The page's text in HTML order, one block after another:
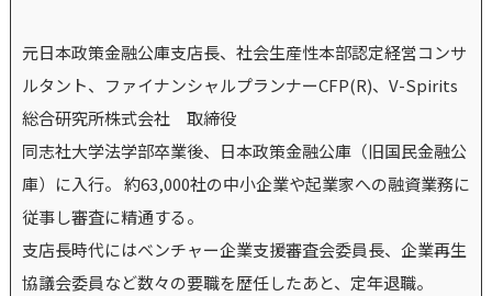
元日本政策金融公庫支店長、社会生産性本部認定経営コンサ
ルタント、ファイナンシャルプランナーCFP(R)、V-Spirits
総合研究所株式会社 取締役
同志社大学法学部卒業後、日本政策金融公庫（旧国民金融公
庫）に入行。 約63,000社の中小企業や起業家への融資業務に
従事し審査に精通する。
支店長時代にはベンチャー企業支援審査会委員長、企業再生
協議会委員など数々の要職を歴任したあと、定年退職。